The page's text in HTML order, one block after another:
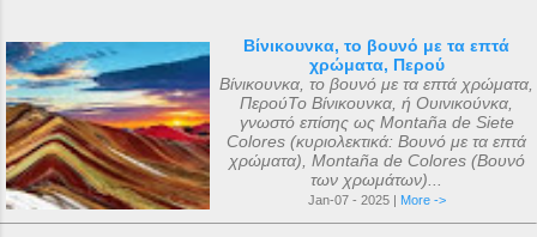
Βίνικουνκα, το βουνό με τα επτά
χρώματα, Περού
Βίνικουνκα, το βουνό με τα επτά χρώματα,
ΠερούΤο Βίνικουνκα, ή Ουινικούνκα,
γνωστό επίσης ως Montaña de Siete
Colores (κυριολεκτικά: Βουνό με τα επτά
χρώματα), Montaña de Colores (Βουνό
των χρωμάτων)...
Jan-07 - 2025 | More ->